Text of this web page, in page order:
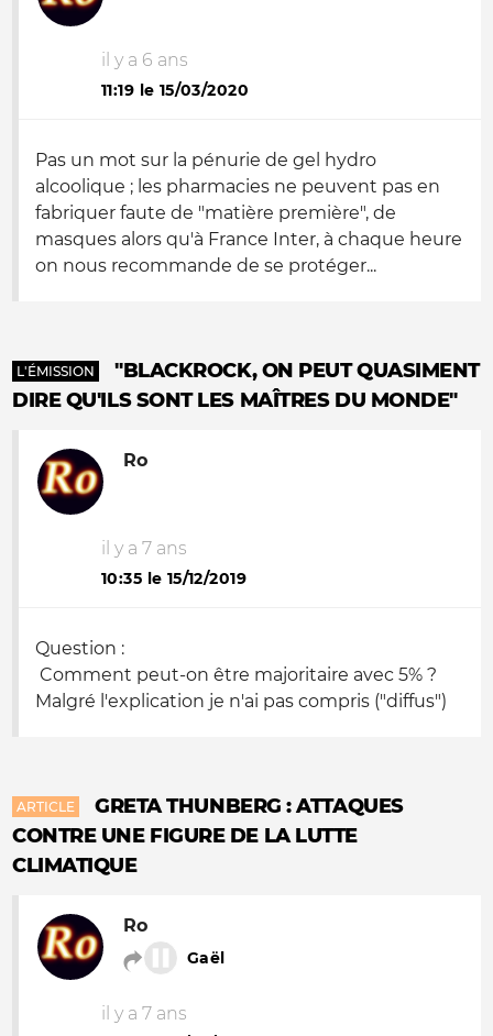
il y a 6 ans
11:19 le 15/03/2020
Pas un mot sur la pénurie de gel hydro
alcoolique ; les pharmacies ne peuvent pas en
fabriquer faute de "matière première", de
masques alors qu'à France Inter, à chaque heure
on nous recommande de se protéger...
L'ÉMISSION
"BLACKROCK, ON PEUT QUASIMENT
DIRE QU'ILS SONT LES MAÎTRES DU MONDE"
Ro
il y a 7 ans
10:35 le 15/12/2019
Question :
Comment peut-on être majoritaire avec 5% ?
Malgré l'explication je n'ai pas compris ("diffus")
ARTICLE
GRETA THUNBERG : ATTAQUES
CONTRE UNE FIGURE DE LA LUTTE
CLIMATIQUE
Ro
Gaël
il y a 7 ans